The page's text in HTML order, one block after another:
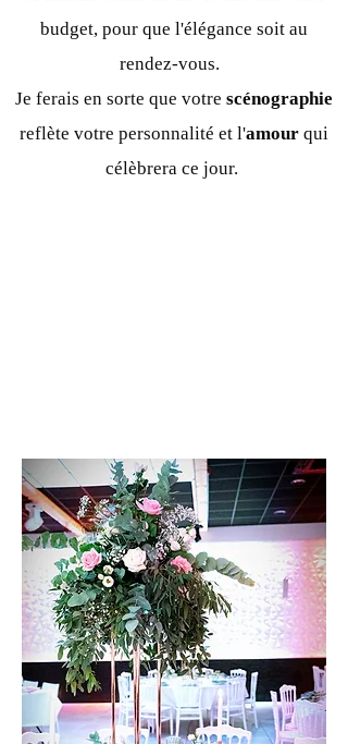
budget, pour que l'élégance soit au
rendez-vous.
Je ferais en sorte que votre scénographie
reflète votre personnalité et l'amour qui
célèbrera ce jour.